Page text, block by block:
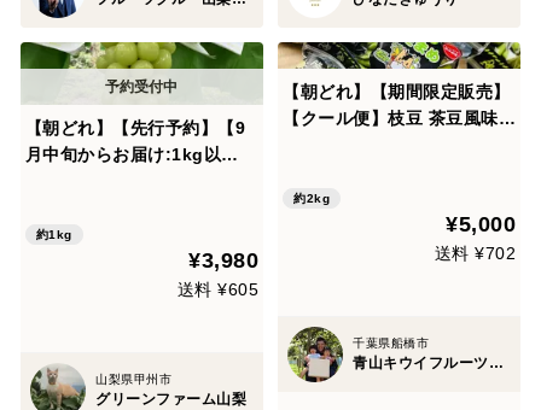
【朝どれ】【先行予約】【9
月中旬からお届け:1kg以
約1kg
¥3,980
送料 ¥605
山梨県甲州市
グリーンファーム山梨
【朝どれ】【期間限定販売】
【クール便】枝豆 茶豆風味
約2kg
¥5,000
送料 ¥702
千葉県船橋市
青山キウイフルーツ農園